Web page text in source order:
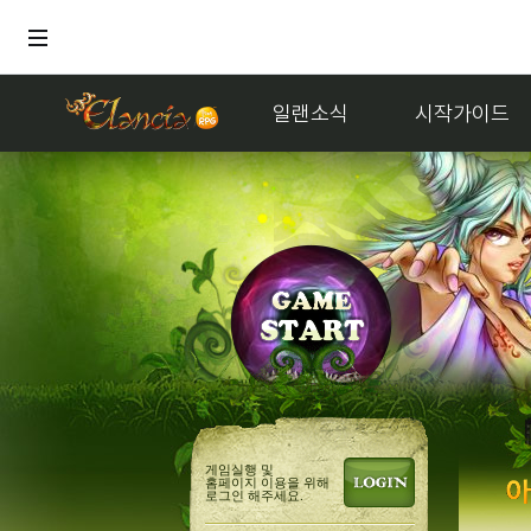
일랜소식 시작가이드
게임실행 및
홈페이지 이용을 위해
로그인 해주세요.